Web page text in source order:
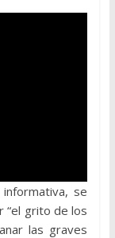
se
“el grito de los
las graves